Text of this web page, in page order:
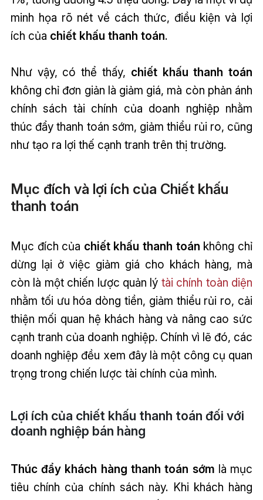
minh họa rõ nét về cách thức, điều kiện và lợi
ích của chiết khấu thanh toán.
Như vậy, có thể thấy, chiết khấu thanh toán
không chỉ đơn giản là giảm giá, mà còn phản ánh
chính sách tài chính của doanh nghiệp nhằm
thúc đẩy thanh toán sớm, giảm thiểu rủi ro, cũng
như tạo ra lợi thế cạnh tranh trên thị trường.
Mục đích và lợi ích của Chiết khấu
thanh toán
Mục đích của chiết khấu thanh toán không chỉ
dừng lại ở việc giảm giá cho khách hàng, mà
còn là một chiến lược quản lý tài chính toàn diện
nhằm tối ưu hóa dòng tiền, giảm thiểu rủi ro, cải
thiện mối quan hệ khách hàng và nâng cao sức
cạnh tranh của doanh nghiệp. Chính vì lẽ đó, các
doanh nghiệp đều xem đây là một công cụ quan
trọng trong chiến lược tài chính của mình.
Lợi ích của chiết khấu thanh toán đối với
doanh nghiệp bán hàng
Thúc đẩy khách hàng thanh toán sớm là mục
tiêu chính của chính sách này. Khi khách hàng